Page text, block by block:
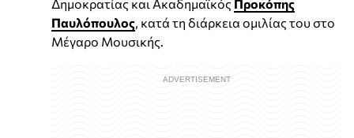
Δημοκρατίας και Ακαδημαϊκός Προκόπης
Παυλόπουλος, κατά τη διάρκεια ομιλίας του στο
Μέγαρο Μουσικής.